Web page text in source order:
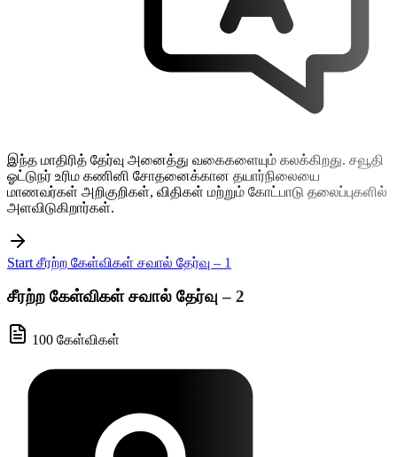
இந்த மாதிரித் தேர்வு அனைத்து வகைகளையும் கலக்கிறது. சவூதி
ஓட்டுநர் உரிம கணினி சோதனைக்கான தயார்நிலையை
மாணவர்கள் அறிகுறிகள், விதிகள் மற்றும் கோட்பாடு தலைப்புகளில்
அளவிடுகிறார்கள்.
Start சீரற்ற கேள்விகள் சவால் தேர்வு – 1
சீரற்ற கேள்விகள் சவால் தேர்வு – 2
100 கேள்விகள்